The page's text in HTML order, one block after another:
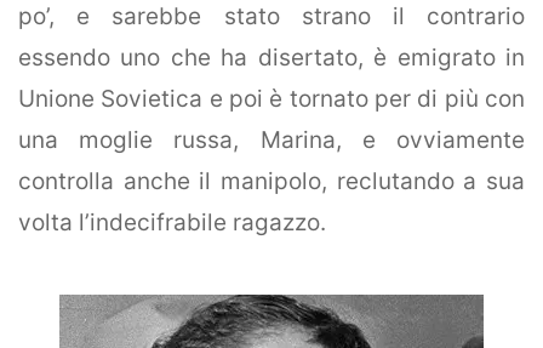
po’, e sarebbe stato strano il contrario
essendo uno che ha disertato, è emigrato in
Unione Sovietica e poi è tornato per di più con
una moglie russa, Marina, e ovviamente
controlla anche il manipolo, reclutando a sua
volta l’indecifrabile ragazzo.